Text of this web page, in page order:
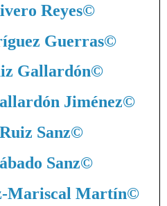
Reyes©
Guerras©
Gallardón©
Jiménez©
Sanz©
Sanz©
Mariscal Martín©